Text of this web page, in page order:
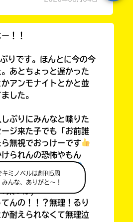
キミノベルは創刊5周
んな、ありがと～！
！！
りです。ほんとに今の今
あとちょっと遅かった
アンモナイトとかと並
した。
ぶりにみんなと喋りた
ジ来た子でも「お前誰
無視でおっけーです
られんの恐怖やもん
まやったらごめん
葉っぱ)
てんの！！？無理！るり
耐えられなくて無理泣